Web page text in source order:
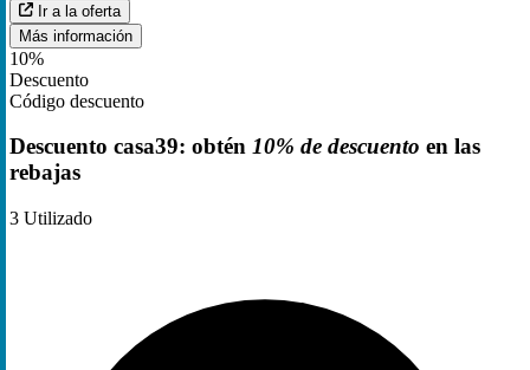
Ir a la oferta
Más información
10%
Descuento
Código descuento
Descuento casa39: obtén 10% de descuento en las
rebajas
3 Utilizado